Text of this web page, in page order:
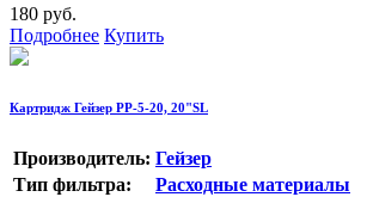
180 руб.
Подробнее Купить
Картридж Гейзер РР-5-20, 20"SL
Производитель: Гейзер
Тип фильтра:
Расходные материалы